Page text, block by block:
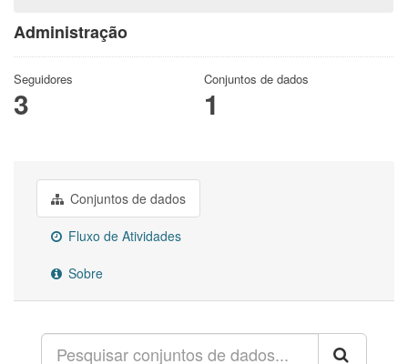
Administração
Seguidores
3
Conjuntos de dados
1
Conjuntos de dados
Fluxo de Atividades
Sobre